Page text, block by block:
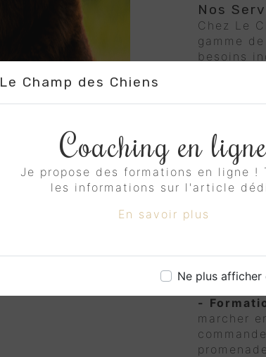
Le Champ des Chiens
Coaching en
Je propose des formations en ligne !
les informations sur l'article
En savoir plus
Ne plus afficher
Nos
Chez Le
gamme
besoins
et
-
manière
Traiter
plus
-
marcher